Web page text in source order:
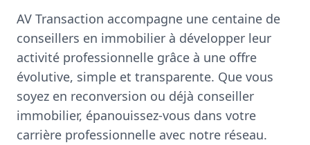
AV Transaction accompagne une centaine de
conseillers en immobilier à développer leur
activité professionnelle grâce à une offre
évolutive, simple et transparente. Que vous
soyez en reconversion ou déjà conseiller
immobilier, épanouissez-vous dans votre
carrière professionnelle avec notre réseau.